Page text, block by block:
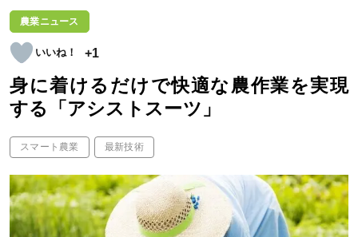
農業ニュース
+1
身に着けるだけで快適な農作業を実現
する「アシストスーツ」
スマート農業 最新技術